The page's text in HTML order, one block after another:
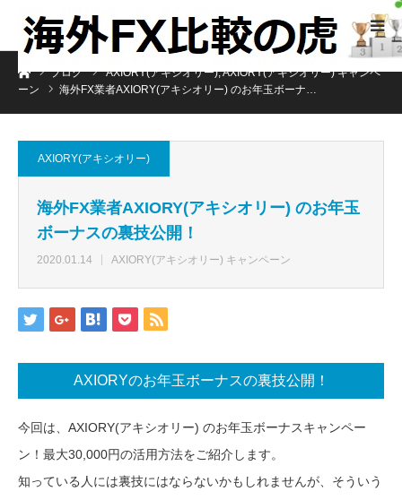
ホームブログ AXIORY(アキシオリー),AXIORY(アキシオリー) キャンペ
ーン
海外FX業者AXIORY(アキシオリー) のお年玉ボーナ…
AXIORY(アキシオリー)
海外FX業者AXIORY(アキシオリー) のお年玉
ボーナスの裏技公開！
2020.01.14 AXIORY(アキシオリー) キャンペーン
AXIORYのお年玉ボーナスの裏技公開！
今回は、AXIORY(アキシオリー) のお年玉ボーナスキャンペー
ン！最大30,000円の活用方法をご紹介します。
知っている人には裏技にはならないかもしれませんが、そういう